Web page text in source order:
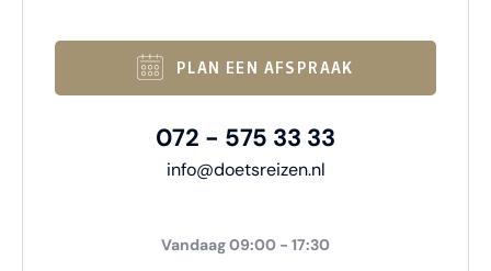
PLAN EEN AFSPRAAK
072 - 575 33 33
info@doetsreizen.nl
Vandaag 09:00 - 17:30